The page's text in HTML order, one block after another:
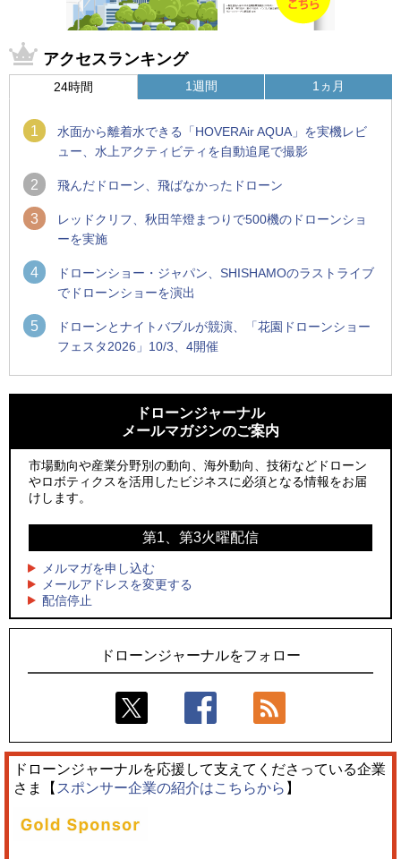
アクセスランキング
24時間
1
水面から離着水できる「HOVERAir AQUA」を実機レビ
ュー、水上アクティビティを自動追尾で撮影
2 飛んだドローン、飛ばなかったドローン
3
レッドクリフ、秋田竿燈まつりで500機のドローンショ
ーを実施
4
ドローンショー・ジャパン、SHISHAMOのラストライブ
でドローンショーを演出
5
ドローンとナイトバブルが競演、「花園ドローンショー
フェスタ2026」10/3、4開催
1週間
ーンが採択、国産機で量産調達を目指す
水面から離着水できる「HOVERAir AQUA」を実機レビュー、
水上アクティビティを自動追尾で撮影
飛んだドローン、飛ばなかったドローン
ドローンとナイトバブルが競演、「花園ドローンショーフェ
スタ2026」10/3、4開催
レーシングカーの製造技術をドローンへ、トピアが大型機と
量産構想を公開
1ヵ月
ン」とドローンショーによる新演出を実施
防衛装備庁「迎撃ドローン早期取得プログラム」にテラドロ
ーンが採択、国産機で量産調達を目指す
水面から離着水できる「HOVERAir AQUA」を実機レビュー、
サザンビーチちがさき花火大会で「復活の花火」打ち上げ、
キリンビールがライブ中継と連動した支援企画
飛んだドローン、飛ばなかったドローン
ドローンジャーナル
メールマガジンのご案内
市場動向や産業分野別の動向、海外動向、技術などドローン
やロボティクスを活用したビジネスに必須となる情報をお届
けします。
第1、第3火曜配信
メルマガを申し込む
メールアドレスを変更する
配信停止
ドローンジャーナルをフォロー
ドローンジャーナルを応援して支えてくださっている企業
さま【 スポンサー企業の紹介はこちらから 】